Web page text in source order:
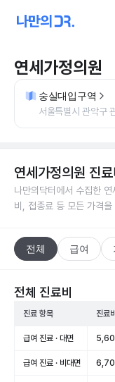
연세가정의원
숭실대입구역
서울특별시 관악구
연세가정의원 진
나만의닥터에서 수집한 연
비, 접종료 등 모든 가격을
전체 급여
전체 진료비
진료 항목 진료비
급여 진료 · 대면
급여 진료 · 비대면